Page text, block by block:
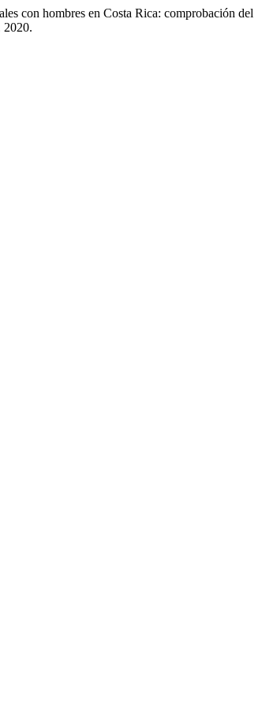
con hombres en Costa Rica: comprobación del
2020.